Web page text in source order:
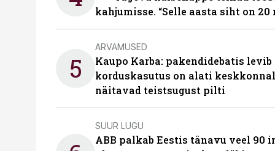
kahjumisse. “Selle aasta siht on 20
5
ARVAMUSED
Kaupo Karba: pakendidebatis
korduskasutus on alati
näitavad teistsugust pilti
SUUR LUGU
ABB palkab Eestis tänavu veel 90